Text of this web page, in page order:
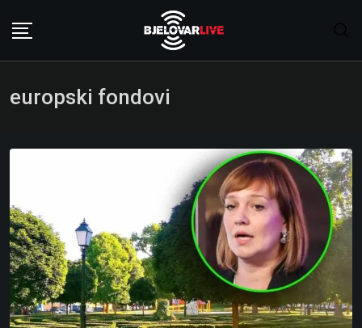
europski fondovi